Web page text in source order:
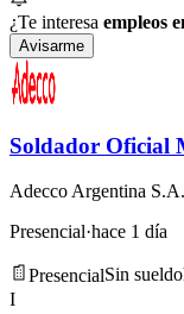
¿Te interesa empleos
Avisarme
Soldador Oficial
Adecco Argentina S.A.
Presencial·hace 1 día
PresencialSin sueldo
I